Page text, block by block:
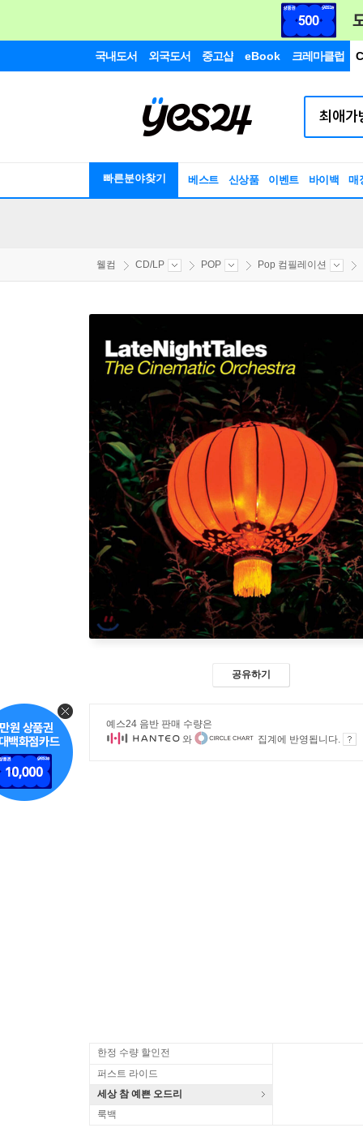
국내도서 외국도서 중고샵 eBook 크레마클럽
빠른분야찾기 베스트 신상품 이벤트 바이백 매
웰컴 CD/LP POP Pop 컴필레이션
공유하기
예스24 음반 판매 수량은
와
집계에 반영됩니다.
한정 수량 할인전
퍼스트 라이드
세상 참 예쁜 오드리
룩백